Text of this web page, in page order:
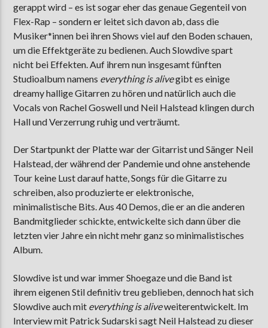
gerappt wird – es ist sogar eher das genaue Gegenteil von
Flex-Rap – sondern er leitet sich davon ab, dass die
Musiker*innen bei ihren Shows viel auf den Boden schauen,
um die Effektgeräte zu bedienen. Auch Slowdive spart
nicht bei Effekten. Auf ihrem nun insgesamt fünften
Studioalbum namens everything is alivegibt es einige
dreamy hallige Gitarren zu hören und natürlich auch die
Vocals von Rachel Goswell und Neil Halstead klingen durch
Hall und Verzerrung ruhig und verträumt.
Der Startpunkt der Platte war der Gitarrist und Sänger Neil
Halstead, der während der Pandemie und ohne anstehende
Tour keine Lust darauf hatte, Songs für die Gitarre zu
schreiben, also produzierte er elektronische,
minimalistische Bits. Aus 40 Demos, die er an die anderen
Bandmitglieder schickte, entwickelte sich dann über die
letzten vier Jahre ein nicht mehr ganz so minimalistisches
Album.
Slowdive ist und war immer Shoegaze und die Band ist
ihrem eigenen Stil definitiv treu geblieben, dennoch hat sich
Slowdive auch mit everything is aliveweiterentwickelt. Im
Interview mit Patrick Sudarski sagt Neil Halstead zu dieser